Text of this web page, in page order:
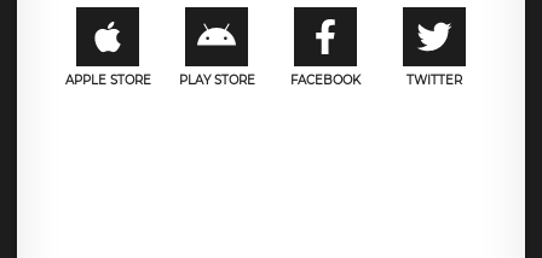
APPLE STORE PLAY STORE FACEBOOK TWITTER